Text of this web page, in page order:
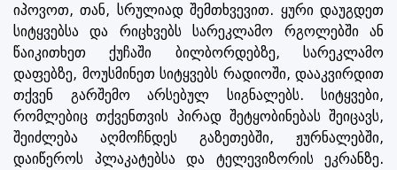
იპოვოთ, თან, სრულიად შემთხვევით. ყური დაუგდეთ
სიტყვებსა და რიცხვებს სარეკლამო რგოლებში ან
წაიკითხეთ ქუჩაში ბილბორდებზე, სარეკლამო
დაფებზე, მოუსმინეთ სიტყვებს რადიოში, დააკვირდით
თქვენ გარშემო არსებულ სიგნალებს. სიტყვები,
რომლებიც თქვენთვის პირად შეტყობინებას შეიცავს,
შეიძლება აღმოჩნდეს გაზეთებში, ჟურნალებში,
დაიწეროს პლაკატებსა და ტელევიზორის ეკრანზე.